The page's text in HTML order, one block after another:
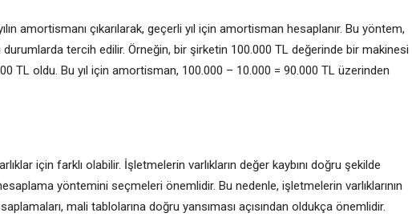
amortismanı çıkarılarak, geçerli yıl için amortisman hesaplanır. Bu yöntem,
durumlarda tercih edilir. Örneğin, bir şirketin 100.000 TL değerinde bir makinesi
TL oldu. Bu yıl için amortisman, 100.000 – 10.000 = 90.000 TL üzerinden
için farklı olabilir. İşletmelerin varlıkların değer kaybını doğru şekilde
yöntemini seçmeleri önemlidir. Bu nedenle, işletmelerin varlıklarının
mali tablolarına doğru yansıması açısından oldukça önemlidir.